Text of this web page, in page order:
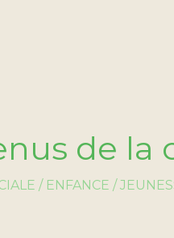
de la
/ ENFANCE /